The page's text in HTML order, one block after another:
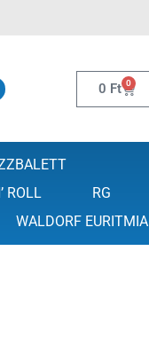
0 Ft 0
ROLL
RG
WALDORF EURITMIA